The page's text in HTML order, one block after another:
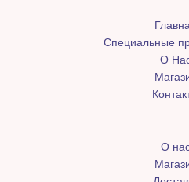
Специальные
О
О